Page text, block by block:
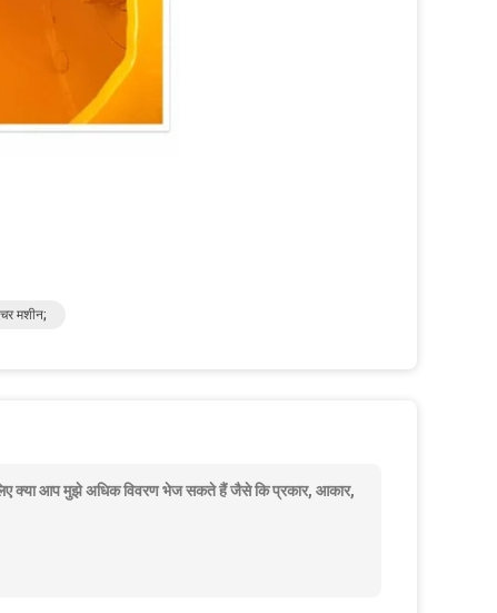
मशीन;
क्या आप मुझे अधिक विवरण भेज सकते हैं जैसे कि प्रकार, आकार,